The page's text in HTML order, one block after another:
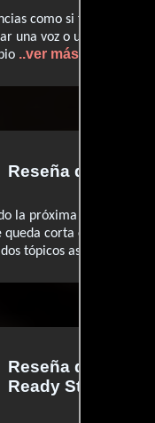
como si fueran ropa
una voz o un estilo que
..ver más
Reseña de
la próxima 'Atomic
corta con su falta
tópicos asiáticos
Reseña de
Ready Steady Cut